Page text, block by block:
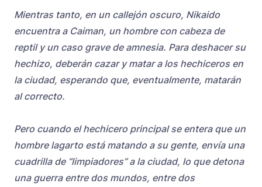
Mientras tanto, en un callejón oscuro, Nikaido
encuentra a Caiman, un hombre con cabeza de
reptil y un caso grave de amnesia. Para deshacer su
hechizo, deberán cazar y matar a los hechiceros en
la ciudad, esperando que, eventualmente, matarán
al correcto.
Pero cuando el hechicero principal se entera que un
hombre lagarto está matando a su gente, envía una
cuadrilla de “limpiadores” a la ciudad, lo que detona
una guerra entre dos mundos, entre dos